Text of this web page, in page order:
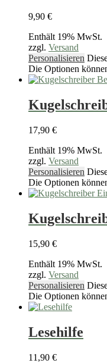
9,90 €
Enthält 19% MwSt.
zzgl. Versand
Personalisieren
Die Optionen
17,90 €
Enthält 19% MwSt.
zzgl. Versand
Personalisieren
Die Optionen
15,90 €
Enthält 19% MwSt.
zzgl. Versand
Personalisieren
Die Optionen
Lesehilfe
11,90 €